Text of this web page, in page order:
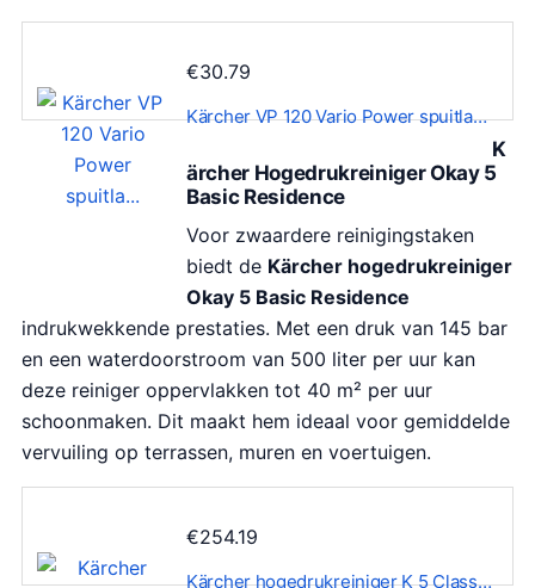
.
.
€30.79
Kärcher VP 120 Vario Power spuitla…
K
ärcher Hogedrukreiniger Okay 5
Basic Residence
Voor zwaardere reinigingstaken
biedt de Kärcher hogedrukreiniger
Okay 5 Basic Residence
indrukwekkende prestaties. Met een druk van 145 bar
en een waterdoorstroom van 500 liter per uur kan
deze reiniger oppervlakken tot 40 m² per uur
schoonmaken. Dit maakt hem ideaal voor gemiddelde
vervuiling op terrassen, muren en voertuigen.
€254.19
Kärcher hogedrukreiniger K 5 Class…